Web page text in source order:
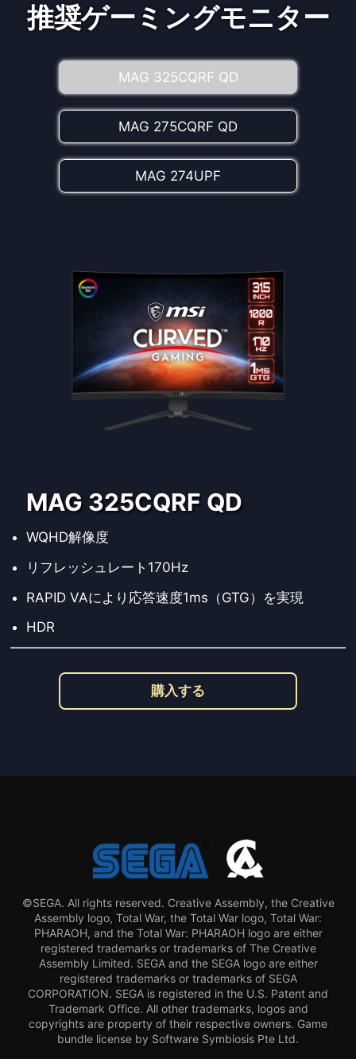
推奨ゲーミングモニター
MAG 325CQRF QD
MAG 275CQRF QD
MAG 274UPF
MAG 325CQRF QD
WQHD解像度
リフレッシュレート170Hz
RAPID VAにより応答速度1ms（GTG）を実現
HDR
購入する
©SEGA. All rights reserved. Creative Assembly, the Creative
Assembly logo, Total War, the Total War logo, Total War:
PHARAOH, and the Total War: PHARAOH logo are either
registered trademarks or trademarks of The Creative
Assembly Limited. SEGA and the SEGA logo are either
registered trademarks or trademarks of SEGA
CORPORATION. SEGA is registered in the U.S. Patent and
Trademark Office. All other trademarks, logos and
copyrights are property of their respective owners. Game
bundle license by Software Symbiosis Pte Ltd.